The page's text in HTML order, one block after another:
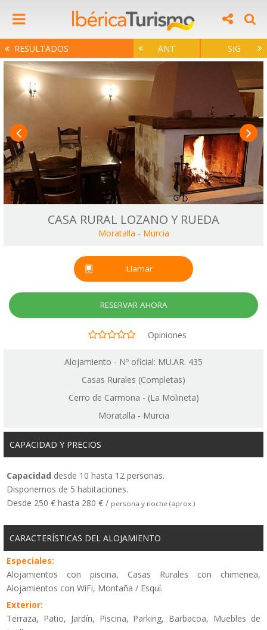
RESULTADOS ANT SIG
CASA RURAL LOZANO Y RUEDA
Moratalla - Murcia
Llamar
RESERVAR AHORA
Opiniones
Alojamiento - Nº oficial: MU.AR. 435
Casas Rurales (Completas)
Cerro de Carmona - (La Molineta)
Moratalla - Murcia
CAPACIDAD Y PRECIOS
Capacidad desde 10 hasta 12 personas.
Disponemos de 5 habitaciones.
Desde 250 € hasta 280 € / persona y noche (aprox.)
CARACTERÍSTICAS DEL ALOJAMIENTO
Especiales:
Alojamientos con piscina, Casas Rurales con chimenea,
Alojamientos con WiFi, Montaña / Esquí.
Exterior:
Terraza, Patio, Jardín, Piscina, Parking, Barbacoa, Muebles de